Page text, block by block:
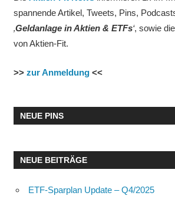
spannende Artikel, Tweets, Pins,
‚Geldanlage in Aktien & ETFs‘, sowie
von Aktien-Fit.
>> zur Anmeldung<<
NEUE PINS
NEUE BEITRÄGE
ETF-Sparplan Update – Q4/2025